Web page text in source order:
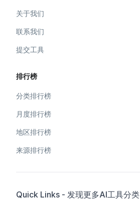
关于我们
联系我们
提交工具
排行榜
分类排行榜
月度排行榜
地区排行榜
来源排行榜
Quick Links - 发现更多AI工具分类